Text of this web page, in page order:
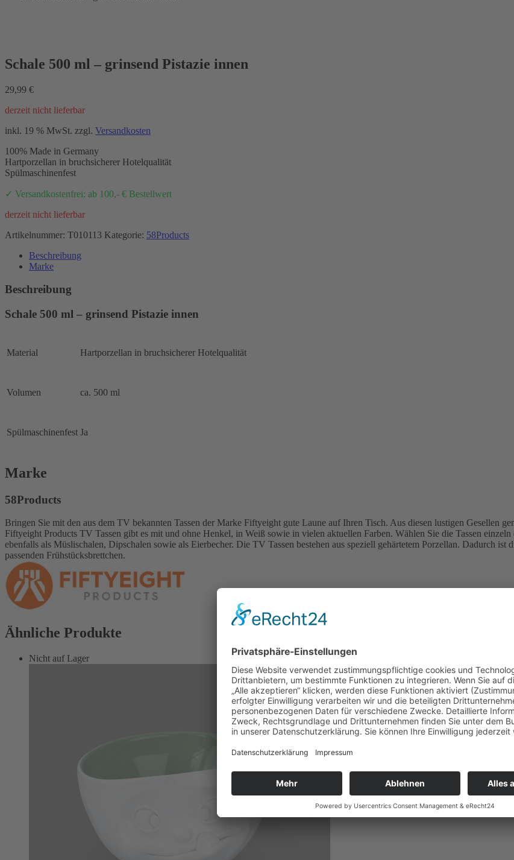
Schale 500 ml – grinsend Pistazie innen
29,99 €
derzeit nicht lieferbar
inkl. 19 % MwSt. zzgl. Versandkosten
100% Made in Germany
Hartporzellan in bruchsicherer Hotelqualität
Spülmaschinenfest
✓ Versandkostenfrei: ab 100,- € Bestellwert
derzeit nicht lieferbar
Artikelnummer: T010113 Kategorie: 58Products
Beschreibung
Marke
Beschreibung
Schale 500 ml – grinsend Pistazie innen
Material Hartporzellan in bruchsicherer Hotelqualität
Volumen ca. 500 ml
Spülmaschinenfest Ja
Marke
58Products
Bringen Sie mit den aus dem TV bekannten Tassen der Marke Fiftyeight gute Laune auf Ihren Tisch. Aus diesen lustigen Gesellen
Fiftyeight Products TV Tassen gibt es mit und ohne Henkel, in Weiß sowie in vielen aktuellen Farben. Wählen Sie die Tassen
ebenfalls als Müslischalen, Dipschalen sowie als Eierbecher. Die TV Tassen bestehen aus speziell gehärtetem Porzellan. Dadurch
passenden Frühstücksbrettchen.
Ähnliche Produkte
Nicht auf Lager